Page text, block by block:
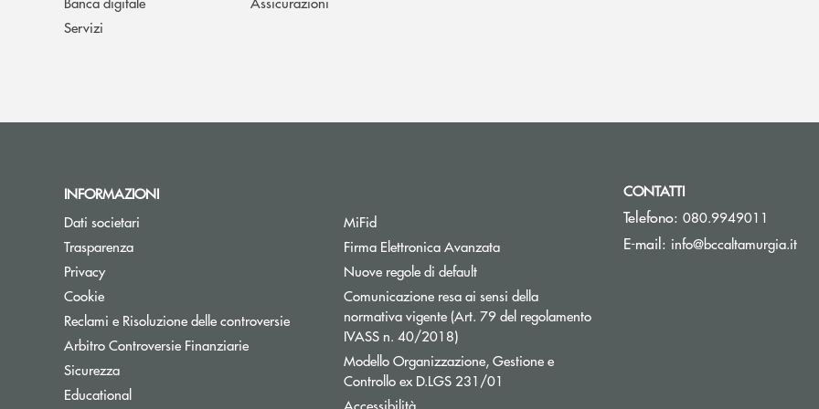
Servizi
INFORMAZIONI
Dati societari
Trasparenza
Privacy
Cookie
Reclami e Risoluzione delle controversie
Arbitro Controversie FinanziarieApre una nuova finestra
Sicurezza
Educational
MiFid
Firma Elettronica AvanzataApre una nuova finestra
Nuove regole di default
Comunicazione resa ai sensi della
normativa vigente (Art. 79 del regolamento
IVASS n. 40/2018)
Modello Organizzazione, Gestione e
Controllo ex D.LGS 231/01
Accessibilità
CONTATTI
Telefono: 080.9949011
E-mail: info@bccaltamurgia.it(si